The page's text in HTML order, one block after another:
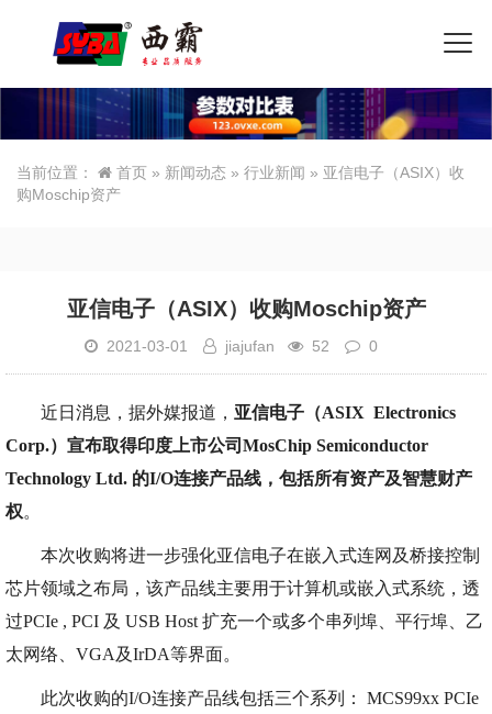
当前位置： 首页 » 新闻动态 » 行业新闻 » 亚信电子（ASIX）收
购Moschip资产
亚信电子（ASIX）收购Moschip资产
2021-03-01 jiajufan 52 0
近日消息，据外媒报道， 亚信电子（ASIX Electronics
Corp.）宣布取得印度上市公司MosChip Semiconductor
Technology Ltd. 的I/O连接产品线，包括所有资产及智慧财产
权。
本次收购将进一步强化亚信电子在嵌入式连网及桥接控制
芯片领域之布局，该产品线主要用于计算机或嵌入式系统，透
过PCIe , PCI 及 USB Host 扩充一个或多个串列埠、平行埠、乙
太网络、VGA及IrDA等界面。
此次收购的I/O连接产品线包括三个系列： MCS99xx PCIe